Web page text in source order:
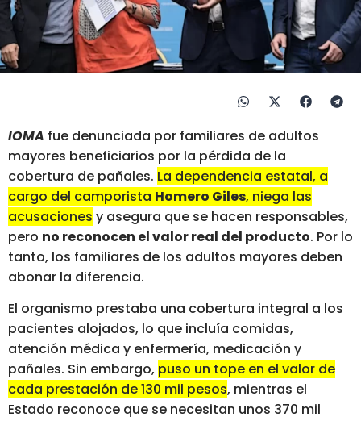
IOMA fue denunciada por familiares de adultos
mayores beneficiarios por la pérdida de la
cobertura de pañales. La dependencia estatal, a
cargo del camporista Homero Giles, niega las
acusaciones y asegura que se hacen responsables,
pero no reconocen el valor real del producto. Por lo
tanto, los familiares de los adultos mayores deben
abonar la diferencia.
El organismo prestaba una cobertura integral a los
pacientes alojados, lo que incluía comidas,
atención médica y enfermería, medicación y
pañales. Sin embargo, puso un tope en el valor de
cada prestación de 130 mil pesos, mientras el
Estado reconoce que se necesitan unos 370 mil